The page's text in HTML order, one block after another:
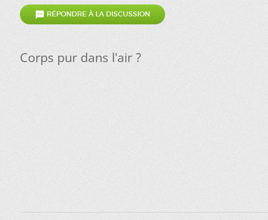
 RÉPONDRE À LA DISCUSSION
Corps pur dans l'air ?